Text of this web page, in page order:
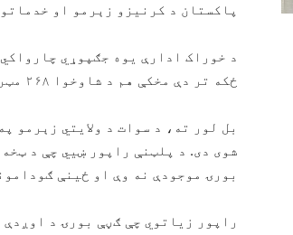
پاکستان د کرنیزو زېرمو او
د خوراک ادارې یوه جګپوړي
ځکه تر دې مخکې هم د شاوخوا ۲۶۸ مټریک ټنه غنمو د ورکېدو راپور ورکړل شوی و.
شوی دی. د پلټنې راپور ښيي چې د
بورۍ موجودې نه وې او ځینې
راپور زیاتوي چې ګڼې بورۍ د